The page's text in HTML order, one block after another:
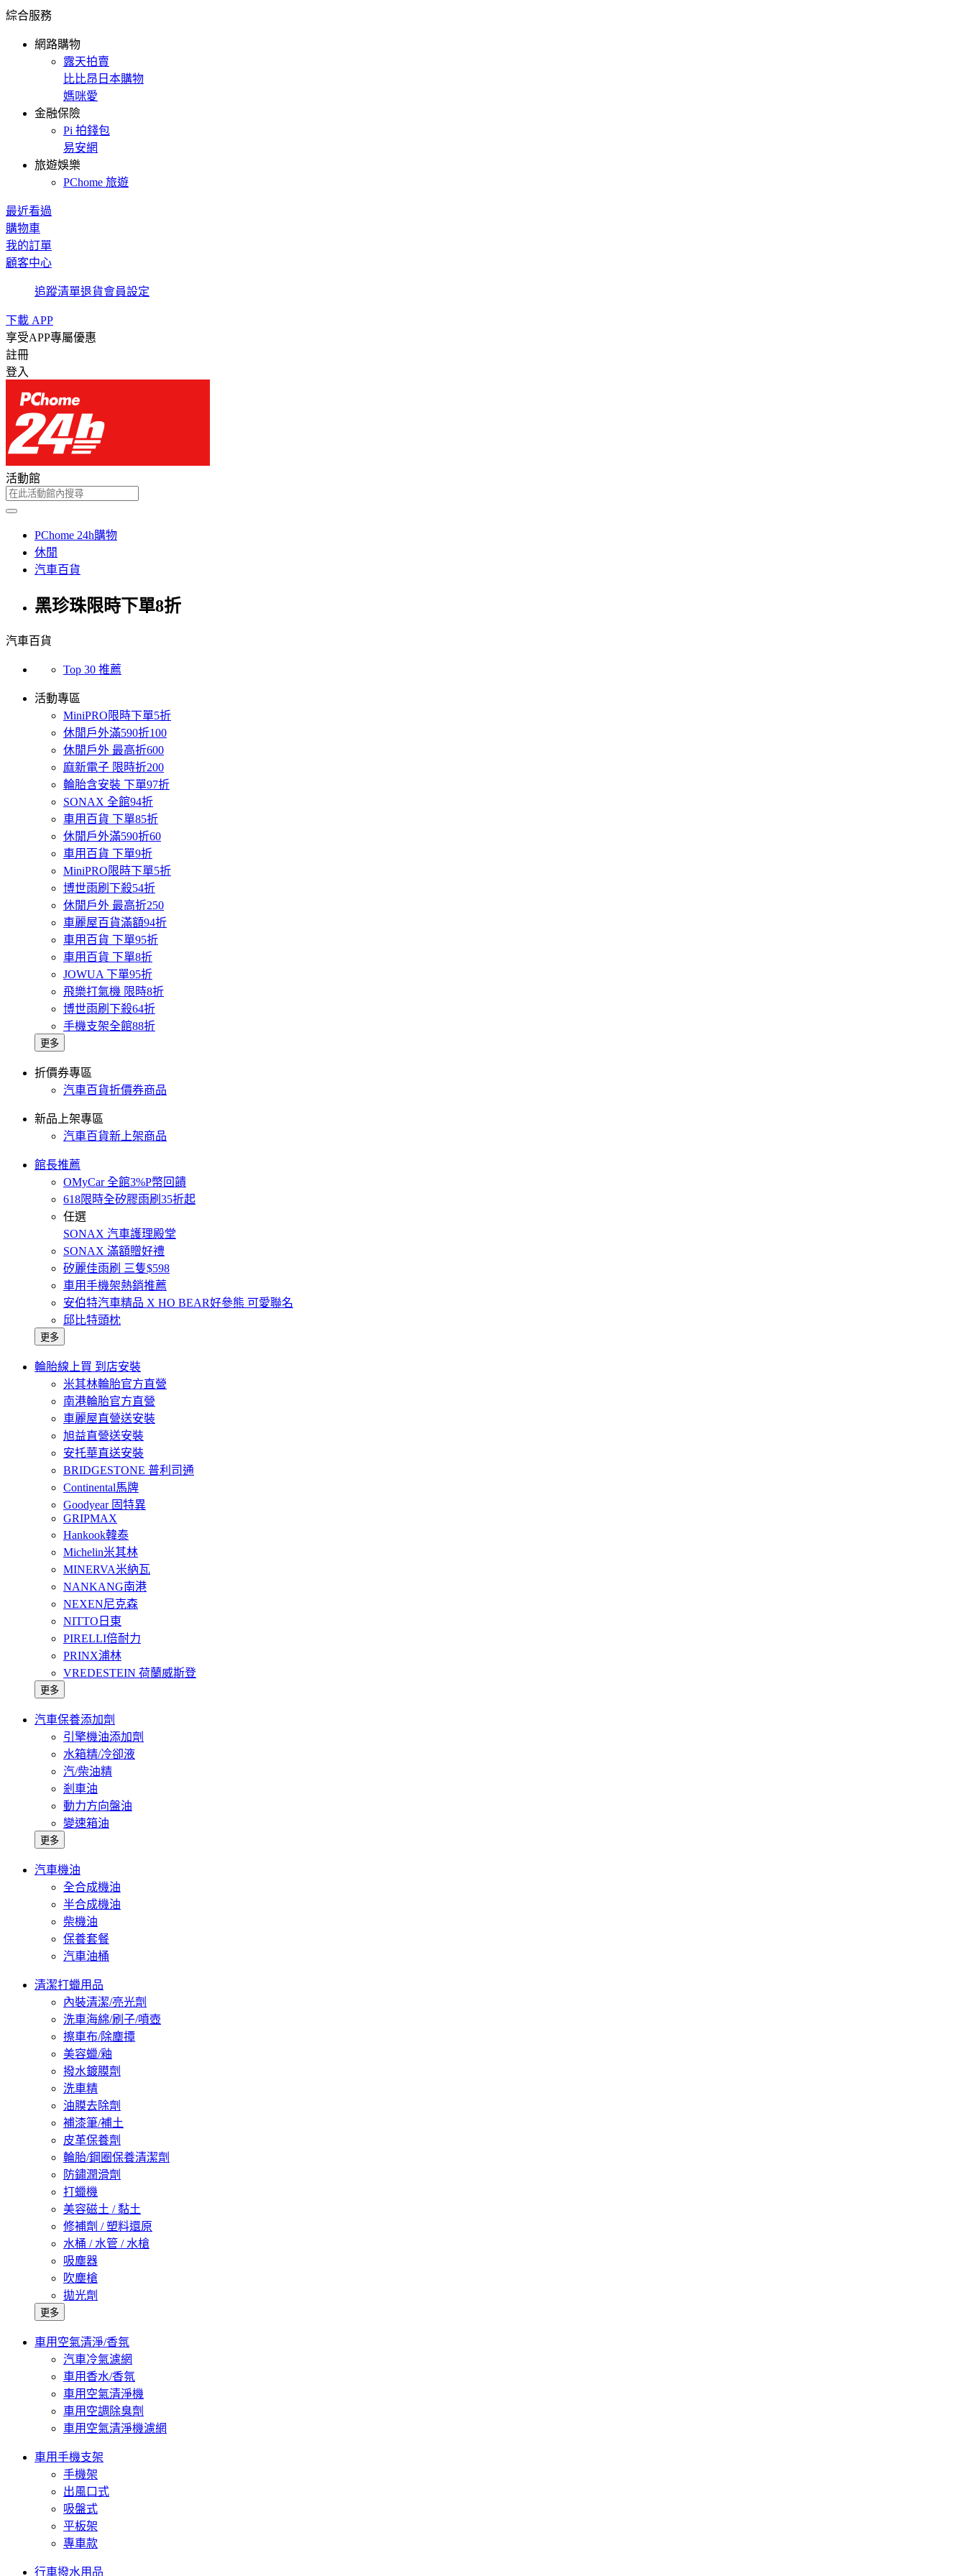
綜合服務
網路購物
露天拍賣
比比昂日本購物
媽咪愛
金融保險
Pi 拍錢包
易安網
旅遊娛樂
PChome 旅遊
最近看過
購物車
我的訂單
顧客中心
追蹤清單退貨會員設定
下載 APP
享受APP專屬優惠
註冊
登入
活動館
PChome 24h購物
休閒
汽車百貨
黑珍珠限時下單8折
汽車百貨
Top 30 推薦
活動專區
MiniPRO限時下單5折
休閒戶外滿590折100
休閒戶外 最高折600
麻新電子 限時折200
輪胎含安裝 下單97折
SONAX 全館94折
車用百貨 下單85折
休閒戶外滿590折60
車用百貨 下單9折
MiniPRO限時下單5折
博世雨刷下殺54折
休閒戶外 最高折250
車麗屋百貨滿額94折
車用百貨 下單95折
車用百貨 下單8折
JOWUA 下單95折
飛樂打氣機 限時8折
博世雨刷下殺64折
手機支架全館88折
更多
折價券專區
汽車百貨折價券商品
新品上架專區
汽車百貨新上架商品
館長推薦
OMyCar 全館3%P幣回饋
618限時全矽膠雨刷35折起
任選
SONAX 汽車護理殿堂
SONAX 滿額贈好禮
矽麗佳雨刷 三隻$598
車用手機架熱銷推薦
安伯特汽車精品 X HO BEAR好參熊 可愛聯名
邱比特頭枕
更多
輪胎線上買 到店安裝
米其林輪胎官方直營
南港輪胎官方直營
車麗屋直營送安裝
旭益直營送安裝
安托華直送安裝
BRIDGESTONE 普利司通
Continental馬牌
Goodyear 固特異
GRIPMAX
Hankook韓泰
Michelin米其林
MINERVA米納瓦
NANKANG南港
NEXEN尼克森
NITTO日東
PIRELLI倍耐力
PRINX浦林
VREDESTEIN 荷蘭威斯登
更多
汽車保養添加劑
引擎機油添加劑
水箱精/冷卻液
汽/柴油精
剎車油
動力方向盤油
變速箱油
更多
汽車機油
全合成機油
半合成機油
柴機油
保養套餐
汽車油桶
清潔打蠟用品
內裝清潔/亮光劑
洗車海綿/刷子/噴壺
擦車布/除塵撢
美容蠟/釉
撥水鍍膜劑
洗車精
油膜去除劑
補漆筆/補土
皮革保養劑
輪胎/鋼圈保養清潔劑
防鏽潤滑劑
打蠟機
美容磁土 / 黏土
修補劑 / 塑料還原
水桶 / 水管 / 水槍
吸塵器
吹塵槍
拋光劑
更多
車用空氣清淨/香氛
汽車冷氣濾網
車用香水/香氛
車用空氣清淨機
車用空調除臭劑
車用空氣清淨機濾網
車用手機支架
手機架
出風口式
吸盤式
平板架
專車款
行車撥水用品